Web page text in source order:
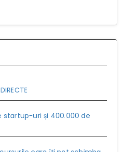
startup-uri și 400.000 de